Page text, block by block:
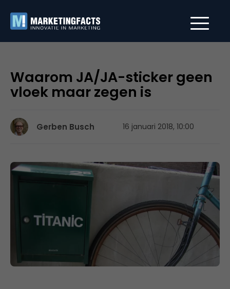
Waarom JA/JA-sticker geen
vloek maar zegen is
Gerben Busch 16 januari 2018, 10:00